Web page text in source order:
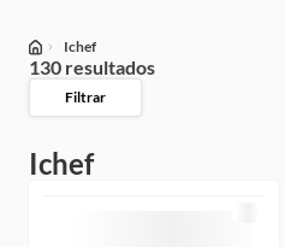
Ichef
130 resultados
Filtrar
Ichef